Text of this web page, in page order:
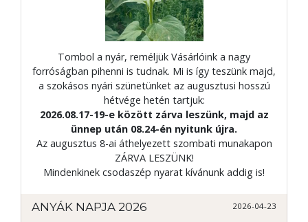
Tombol a nyár, reméljük Vásárlóink a nagy
forróságban pihenni is tudnak. Mi is így teszünk majd,
a szokásos nyári szünetünket az augusztusi hosszú
hétvége hetén tartjuk:
2026.08.17-19-e között zárva leszünk, majd az
ünnep után 08.24-én nyitunk újra.
Az augusztus 8-ai áthelyezett szombati munakapon
ZÁRVA LESZÜNK!
Mindenkinek csodaszép nyarat kívánunk addig is!
ANYÁK NAPJA 2026 2026-04-23